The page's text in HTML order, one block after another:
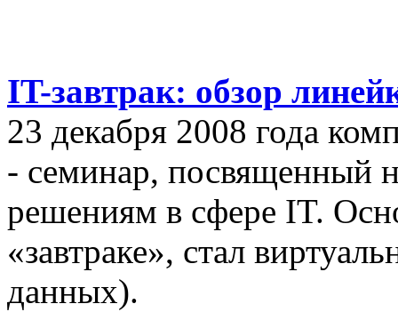
IT-завтрак: обзор
23 декабря 2008 года
- семинар, посвященный
решениям в сфере IT.
«завтраке», стал
данных).